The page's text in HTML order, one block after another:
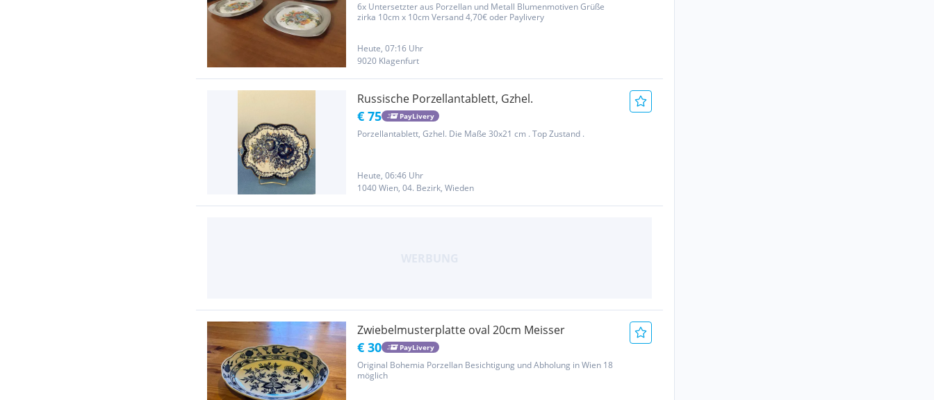
6x Untersetzter aus Porzellan und Metall Blumenmotiven Grüße
zirka 10cm x 10cm Versand 4,70€ oder Paylivery
Heute, 07:16 Uhr
9020 Klagenfurt
Russische Porzellantablett, Gzhel.
€ 75 PayLivery
Porzellantablett, Gzhel. Die Maße 30x21 cm . Top Zustand .
Heute, 06:46 Uhr
1040 Wien, 04. Bezirk, Wieden
Zwiebelmusterplatte oval 20cm Meisser
€ 30 PayLivery
Original Bohemia Porzellan Besichtigung und Abholung in Wien 18
möglich